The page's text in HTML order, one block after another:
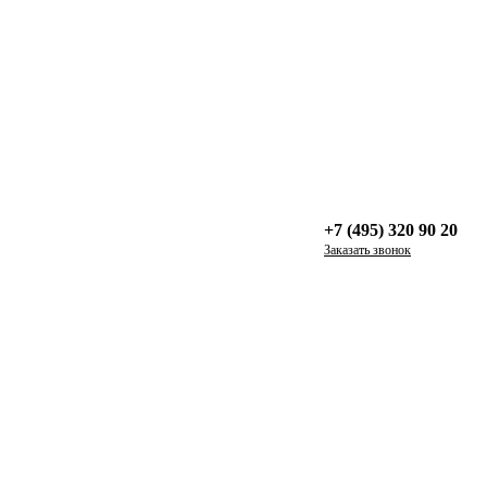
+7 (495) 320 90 20
Заказать звонок
трендовые — они все разные, как и мебель, которую